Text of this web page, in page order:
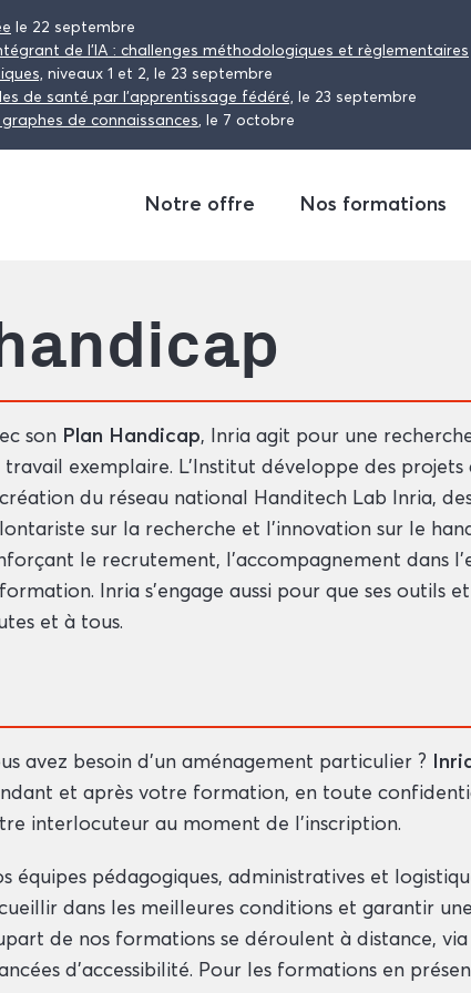
le 22 septembre
de l’IA : challenges méthodologiques et règlementaires
niveaux 1 et 2, le 23 septembre
de santé par l’apprentissage fédéré, le 23 septembre
de connaissances, le 7 octobre
Notre offre Nos formations
son Plan Handicap, Inria agit pour une
travail exemplaire. L’Institut développe des
création du réseau national Handitech Lab Inria,
sur la recherche et l’innovation sur le
le recrutement, l’accompagnement dans
Inria s’engage aussi pour que ses outils
et à tous.
avez besoin d’un aménagement particulier ?
et après votre formation, en toute
interlocuteur au moment de l’inscription.
équipes pédagogiques, administratives et
dans les meilleures conditions et garantir
de nos formations se déroulent à distance,
d’accessibilité. Pour les formations en